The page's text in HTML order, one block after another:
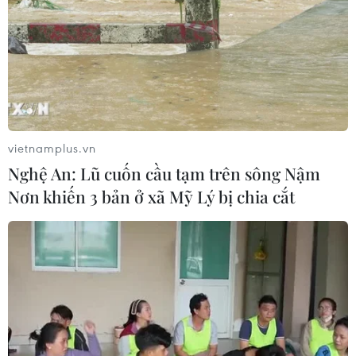
08/08/2026 02:53
Quảng Trị quyết tâm bàn giao sớm
mặt bằng Dự án Nhà máy điện gió
LIG-Hướng Hóa 1
08/08/2026 02:33
Áp thấp nhiệt đới đổi hướng trên
vùng biển phía Đông khu vực vịnh
Bắc Bộ
07/08/2026 23:29
Campuchia nỗ lực bảo tồn động vật
hoang dã trước nguy cơ tuyệt chủng
vietnamplus.vn
Nghệ An: Lũ cuốn cầu tạm trên sông Nậm
Nơn khiến 3 bản ở xã Mỹ Lý bị chia cắt